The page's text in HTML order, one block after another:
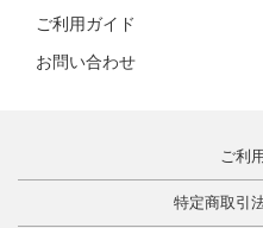
ご利用ガイド
お問い合わせ
ご利
特定商取引